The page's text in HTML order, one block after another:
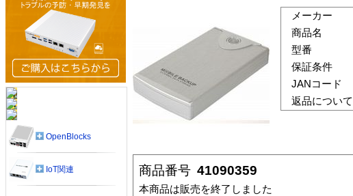
メーカー
商品名
型番
保証条件
JANコード
返品について
商品番号 41090359
本商品は販売を終了しました
OpenBlocks
IoT関連